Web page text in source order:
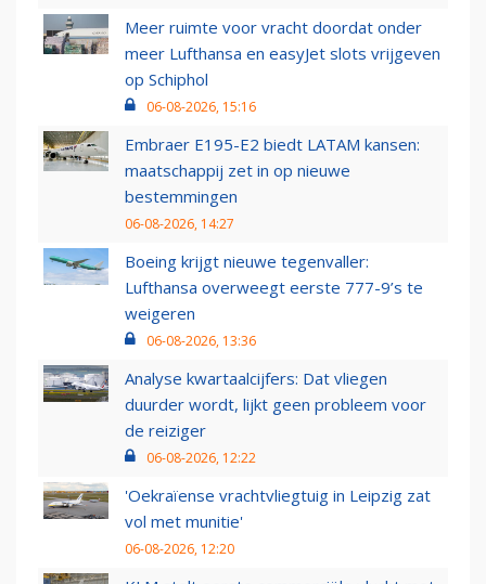
Meer ruimte voor vracht doordat onder
meer Lufthansa en easyJet slots vrijgeven
op Schiphol
06-08-2026, 15:16
Embraer E195-E2 biedt LATAM kansen:
maatschappij zet in op nieuwe
bestemmingen
06-08-2026, 14:27
Boeing krijgt nieuwe tegenvaller:
Lufthansa overweegt eerste 777-9’s te
weigeren
06-08-2026, 13:36
Analyse kwartaalcijfers: Dat vliegen
duurder wordt, lijkt geen probleem voor
de reiziger
06-08-2026, 12:22
'Oekraïense vrachtvliegtuig in Leipzig zat
vol met munitie'
06-08-2026, 12:20